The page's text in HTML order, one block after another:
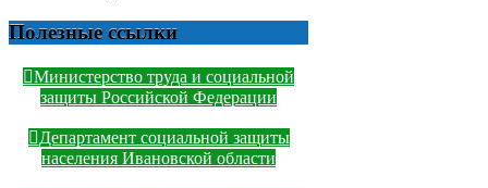
Полезные ссылки
Министерство труда и социальной
защиты Российской Федерации
Департамент социальной защиты
населения Ивановской области